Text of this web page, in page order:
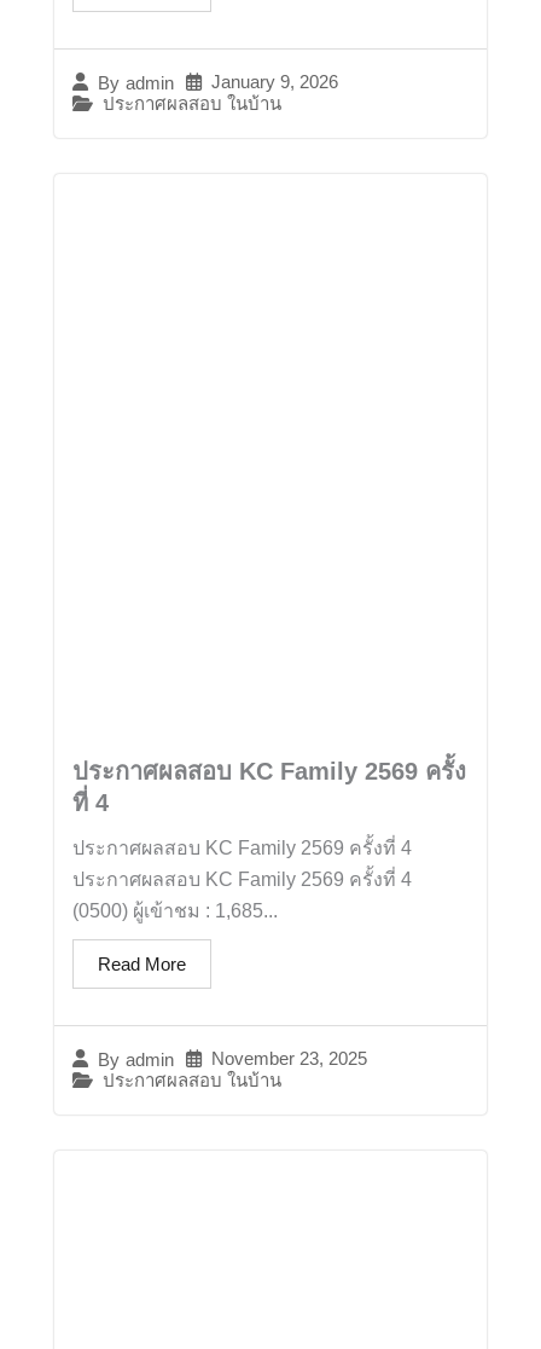
By admin
January 9, 2026
ประกาศผลสอบ ในบ้าน
ประกาศผลสอบ KC Family 2569 ครั้ง
ที่ 4
By admin
November 23, 2025
ประกาศผลสอบ ในบ้าน
ประกาศผลสอบ KC Family 2569 ครั้งที่ 4
ประกาศผลสอบ KC Family 2569 ครั้งที่ 4
(0500) ผู้เข้าชม : 1,685...
Read More